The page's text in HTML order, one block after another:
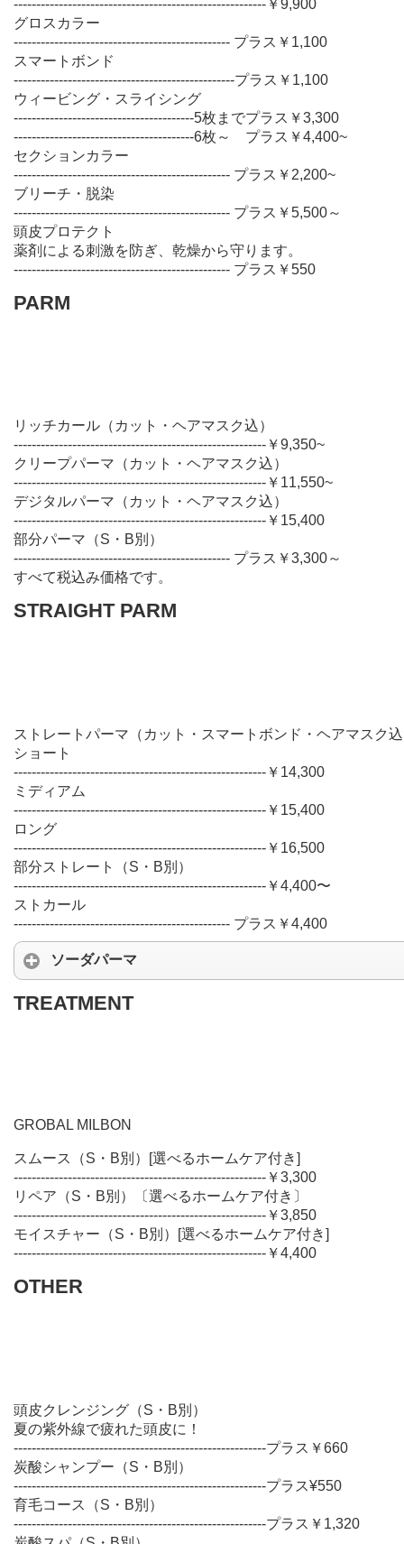
--------------------------------------------------------￥9,900
グロスカラー
------------------------------------------------ プラス￥1,100
スマートボンド
-------------------------------------------------プラス￥1,100
ウィービング・スライシング
----------------------------------------5枚までプラス￥3,300
----------------------------------------6枚～ プラス￥4,400~
セクションカラー
------------------------------------------------ プラス￥2,200~
ブリーチ・脱染
------------------------------------------------ プラス￥5,500～
頭皮プロテクト
薬剤による刺激を防ぎ、乾燥から守ります。
------------------------------------------------ プラス￥550
PARM
リッチカール（カット・ヘアマスク込）
--------------------------------------------------------￥9,350~
クリープパーマ（カット・ヘアマスク込）
--------------------------------------------------------￥11,550~
デジタルパーマ（カット・ヘアマスク込）
--------------------------------------------------------￥15,400
部分パーマ（S・B別）
------------------------------------------------ プラス￥3,300～
すべて税込み価格です。
STRAIGHT PARM
ストレートパーマ（カット・スマートボンド・ヘアマスク
ショート
--------------------------------------------------------￥14,300
ミディアム
--------------------------------------------------------￥15,400
ロング
--------------------------------------------------------￥16,500
部分ストレート（S・B別）
--------------------------------------------------------￥4,400〜
ストカール
------------------------------------------------ プラス￥4,400
ソーダパーマ
TREATMENT
GROBAL MILBON
スムース（S・B別）[選べるホームケア付き]
--------------------------------------------------------￥3,300
リペア（S・B別）〔選べるホームケア付き〕
--------------------------------------------------------￥3,850
モイスチャー（S・B別）[選べるホームケア付き]
--------------------------------------------------------￥4,400
OTHER
頭皮クレンジング（S・B別）
夏の紫外線で疲れた頭皮に！
--------------------------------------------------------プラス￥660
炭酸シャンプー（S・B別）
--------------------------------------------------------プラス¥550
育毛コース（S・B別）
--------------------------------------------------------プラス￥1,320